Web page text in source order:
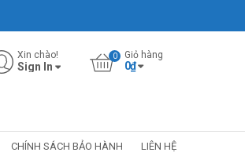
Xin chào!
Sign In
Giỏ hàng
0₫
CHÍNH SÁCH BẢO HÀNH LIÊN HỆ